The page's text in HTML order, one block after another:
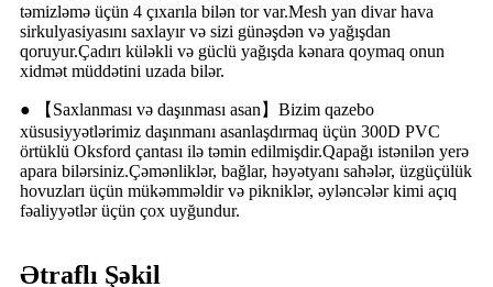
təmizləmə üçün 4 çıxarıla bilən tor var.Mesh yan divar hava
sirkulyasiyasını saxlayır və sizi günəşdən və yağışdan
qoruyur.Çadırı küləkli və güclü yağışda kənara qoymaq onun
xidmət müddətini uzada bilər.
● 【Saxlanması və daşınması asan】Bizim qazebo
xüsusiyyətlərimiz daşınmanı asanlaşdırmaq üçün 300D PVC
örtüklü Oksford çantası ilə təmin edilmişdir.Qapağı istənilən yerə
apara bilərsiniz.Çəmənliklər, bağlar, həyətyanı sahələr, üzgüçülük
hovuzları üçün mükəmməldir və pikniklər, əyləncələr kimi açıq
fəaliyyətlər üçün çox uyğundur.
Ətraflı Şəkil